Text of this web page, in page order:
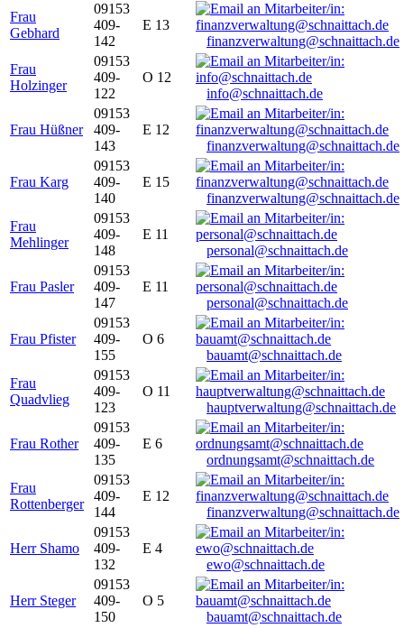
Frau
Gebhard
09153
409-
142
E 13
finanzverwaltung@schnaittach.de
Frau
Holzinger
09153
409-
122
O 12
info@schnaittach.de
Frau Hüßner
09153
409-
143
E 12
finanzverwaltung@schnaittach.de
Frau Karg
09153
409-
140
E 15
finanzverwaltung@schnaittach.de
Frau
Mehlinger
09153
409-
148
E 11
personal@schnaittach.de
Frau Pasler
09153
409-
147
E 11
personal@schnaittach.de
Frau Pfister
09153
409-
155
O 6
bauamt@schnaittach.de
Frau
Quadvlieg
09153
409-
123
O 11
hauptverwaltung@schnaittach.de
Frau Rother
09153
409-
135
E 6
ordnungsamt@schnaittach.de
Frau
Rottenberger
09153
409-
144
E 12
finanzverwaltung@schnaittach.de
Herr Shamo
09153
409-
132
E 4
ewo@schnaittach.de
Herr Steger
09153
409-
150
O 5
bauamt@schnaittach.de